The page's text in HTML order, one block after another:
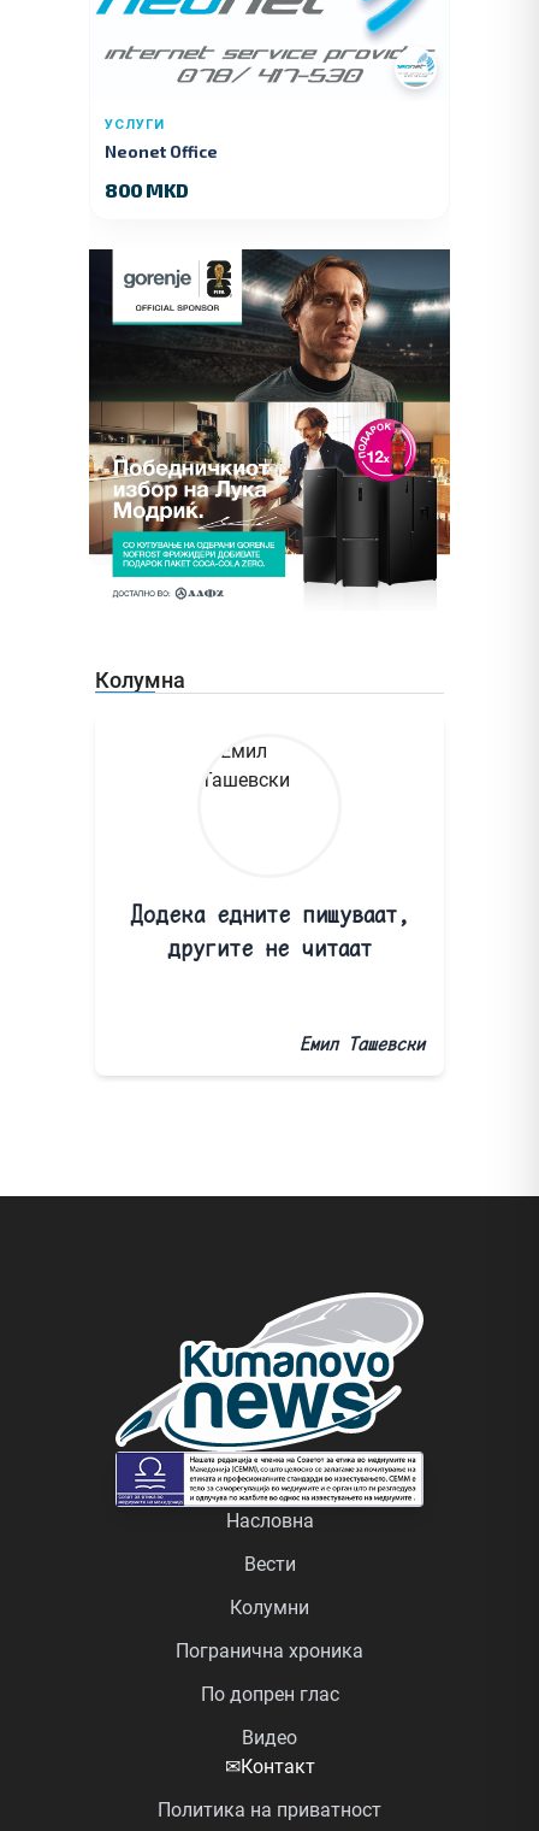
УСЛУГИ
Neonet Office
800 MKD
Колумна
Додека едните пишуваат,
другите не читаат
Емил Ташевски
Насловна
Вести
Колумни
Погранична хроника
По допрен глас
Видео
✉Контакт
Политика на приватност